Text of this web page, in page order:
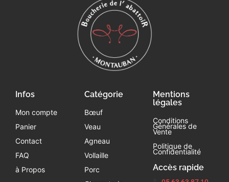
Infos
Mon compte
Panier
Contact
FAQ
à Propos
Catégorie
Bœuf
Veau
Agneau
Vollaille
Porc
Mentions
légales
Conditions
Générales de
Vente
Politique de
Confidentialité
Accès rapide